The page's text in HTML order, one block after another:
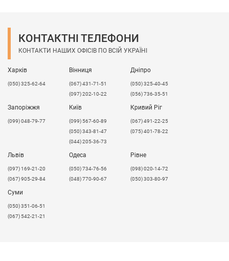
КОНТАКТНІ ТЕЛЕФОНИ
КОНТАКТИ НАШИХ ОФІСІВ ПО ВСІЙ УКРАЇНІ
Харків
(050) 325-62-64
Вінниця
(067) 431-71-51
(097) 202-10-22
Дніпро
(050) 325-40-45
(056) 736-35-51
Запоріжжя
(099) 048-79-77
Київ
(099) 567-60-89
(050) 343-81-47
(044) 205-36-73
Кривий Ріг
(067) 491-22-25
(075) 401-78-22
Львів
​(097) 169-21-20
(067) 905-29-84
Одеса
(050) 734-76-56
(048) 770-90-67
Рівне
(098) 020-14-72
(050) 303-80-97
Суми
(050) 351-06-51
(067) 542-21-21